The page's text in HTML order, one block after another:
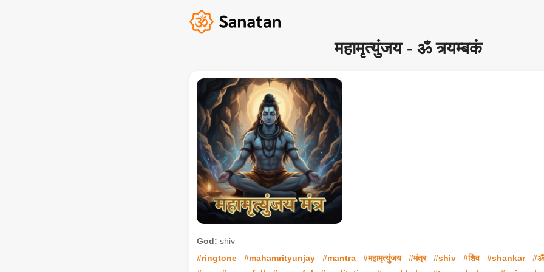
महामृत्युंजय - ॐ त्र्यम्बकं
God: shiv
#ringtone
#mahamrityunjay #mantra #महामृत्युंजय #मंत्र #shiv #शिव #shankar
#ॐ